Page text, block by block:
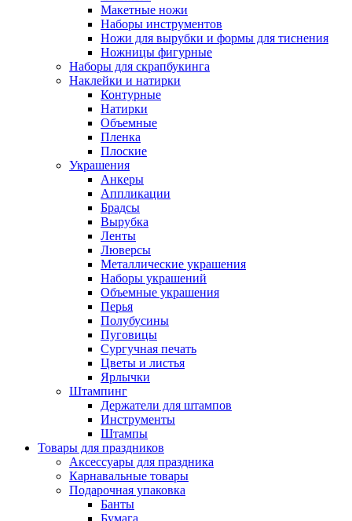
Макетные ножи
Наборы инструментов
Ножи для вырубки и формы для тиснения
Ножницы фигурные
Наборы для скрапбукинга
Наклейки и натирки
Контурные
Натирки
Объемные
Пленка
Плоские
Украшения
Анкеры
Аппликации
Брадсы
Вырубка
Ленты
Люверсы
Металлические украшения
Наборы украшений
Объемные украшения
Перья
Полубусины
Пуговицы
Сургучная печать
Цветы и листья
Ярлычки
Штампинг
Держатели для штампов
Инструменты
Штампы
Товары для праздников
Аксессуары для праздника
Карнавальные товары
Подарочная упаковка
Банты
Бумага